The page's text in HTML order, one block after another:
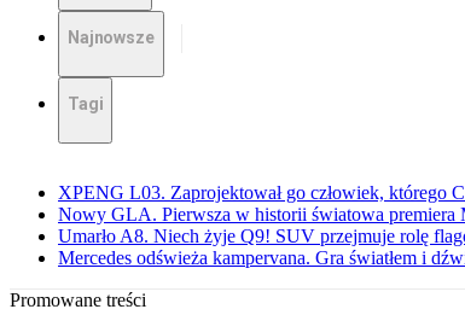
Najnowsze
Tagi
XPENG L03. Zaprojektował go człowiek, którego
Nowy GLA. Pierwsza w historii światowa premiera
Umarło A8. Niech żyje Q9! SUV przejmuje rolę
Mercedes odświeża kampervana. Gra światłem i
Promowane treści